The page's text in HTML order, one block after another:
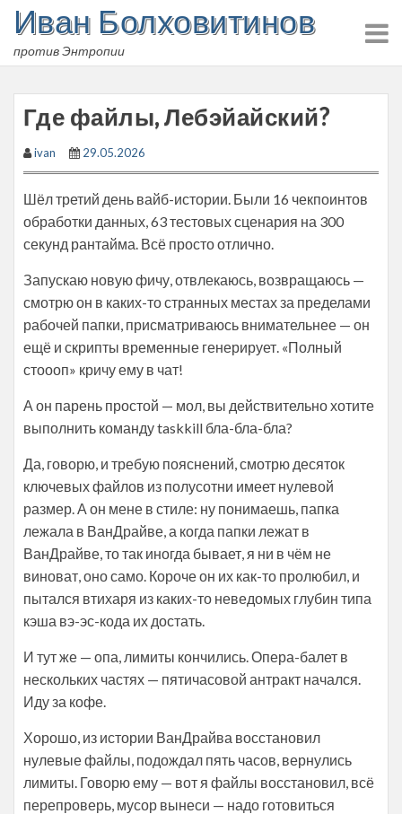
Skip
content
Иван Болховитинов
против Энтропии
Где файлы, Лебэйайский?
ivan 29.05.2026
Шёл третий день вайб-истории. Были 16 чекпоинтов
обработки данных, 63 тестовых сценария на 300
секунд рантайма. Всё просто отлично.
Запускаю новую фичу, отвлекаюсь, возвращаюсь —
смотрю он в каких-то странных местах за пределами
рабочей папки, присматриваюсь внимательнее — он
ещё и скрипты временные генерирует. «Полный
стоооп» кричу ему в чат!
А он парень простой — мол, вы действительно хотите
выполнить команду taskkill бла-бла-бла?
Да, говорю, и требую пояснений, смотрю десяток
ключевых файлов из полусотни имеет нулевой
размер. А он мене в стиле: ну понимаешь, папка
лежала в ВанДрайве, а когда папки лежат в
ВанДрайве, то так иногда бывает, я ни в чём не
виноват, оно само. Короче он их как-то пролюбил, и
пытался втихаря из каких-то неведомых глубин типа
кэша вэ-эс-кода их достать.
И тут же — опа, лимиты кончились. Опера-балет в
нескольких частях — пятичасовой антракт начался.
Иду за кофе.
Хорошо, из истории ВанДрайва восстановил
нулевые файлы, подождал пять часов, вернулись
лимиты. Говорю ему — вот я файлы восстановил, всё
перепроверь, мусор вынеси — надо готовиться